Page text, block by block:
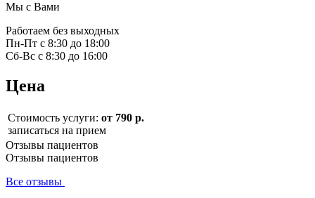
Мы с Вами
Работаем без выходных
Пн-Пт с 8:30 до 18:00
Сб-Вс с 8:30 до 16:00
Цена
Стоимость услуги: от 790 р.
записаться на прием
Отзывы пациентов
Отзывы пациентов
Все отзывы